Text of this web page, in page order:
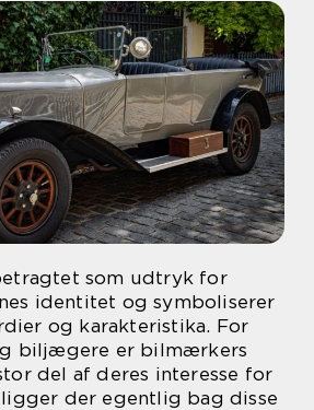
som udtryk for
identitet og symboliserer
og karakteristika. For
biljægere er bilmærkers
del af deres interesse for
ligger der egentlig bag disse